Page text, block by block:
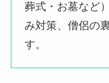
葬式・お墓など
み対策、僧侶の
す。